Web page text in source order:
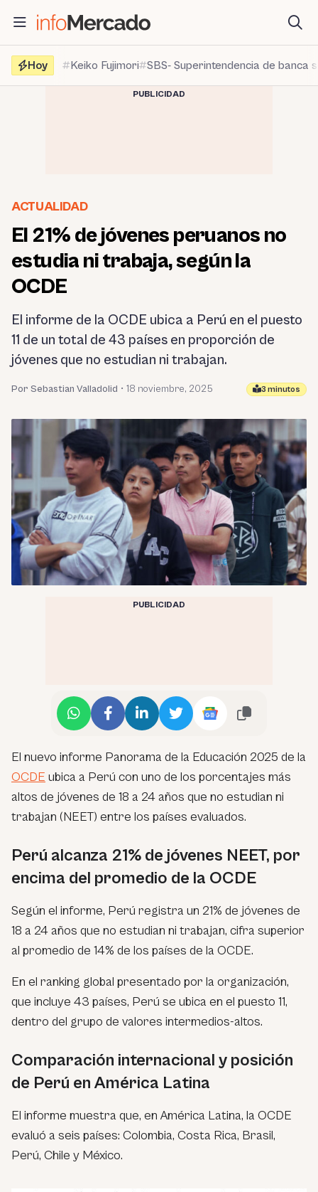
contenido
Hoy
Keiko Fujimori SBS- Superintendencia de banca
PUBLICIDAD
ACTUALIDAD
El 21% de jóvenes peruanos no
estudia ni trabaja, según la
OCDE
El informe de la OCDE ubica a Perú en el puesto
11 de un total de 43 países en proporción de
jóvenes que no estudian ni trabajan.
Por Sebastian Valladolid • 18 noviembre, 2025 3 minutos
PUBLICIDAD
El nuevo informe Panorama de la Educación 2025 de la
OCDE ubica a Perú con uno de los porcentajes más
altos de jóvenes de 18 a 24 años que no estudian ni
trabajan (NEET) entre los países evaluados.
Perú alcanza 21% de jóvenes NEET, por
encima del promedio de la OCDE
Según el informe, Perú registra un 21% de jóvenes de
18 a 24 años que no estudian ni trabajan, cifra superior
al promedio de 14% de los países de la OCDE.
En el ranking global presentado por la organización,
que incluye 43 países, Perú se ubica en el puesto 11,
dentro del grupo de valores intermedios-altos.
Comparación internacional y posición
de Perú en América Latina
El informe muestra que, en América Latina, la OCDE
evaluó a seis países: Colombia, Costa Rica, Brasil,
Perú, Chile y México.